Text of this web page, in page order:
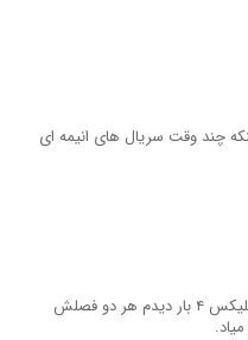
چند وقت سریال های انیمه ای
یکی از بهترین انیمه هاست. من تو نتفلیکس ۴ بار دیدم هر دو فصلش